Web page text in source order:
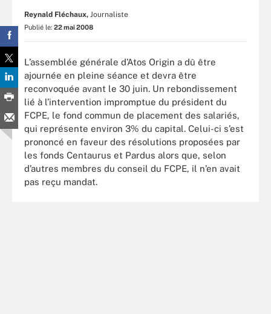
Reynald Fléchaux, Journaliste
Publié le: 22 mai 2008
L’assemblée générale d’Atos Origin a dû être
ajournée en pleine séance et devra être
reconvoquée avant le 30 juin. Un rebondissement
lié à l’intervention impromptue du président du
FCPE, le fond commun de placement des salariés,
qui représente environ 3% du capital. Celui-ci s’est
prononcé en faveur des résolutions proposées par
les fonds Centaurus et Pardus alors que, selon
d’autres membres du conseil du FCPE, il n’en avait
pas reçu mandat.